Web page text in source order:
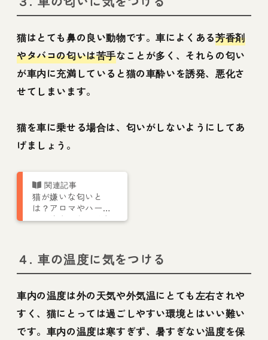
猫はとても鼻の良い動物です。車によくある芳香剤
やタバコの匂いは苦手なことが多く、それらの匂い
が車内に充満していると猫の車酔いを誘発、悪化さ
せてしまいます。
猫を車に乗せる場合は、匂いがしないようにしてあ
げましょう。
猫が嫌いな匂いと
は？アロマやハーブ
は要注意！しつけな
４. 車の温度に気をつける
車内の温度は外の天気や外気温にとても左右されや
すく、猫にとっては過ごしやすい環境とはいい難い
です。車内の温度は寒すぎず、暑すぎない温度を保